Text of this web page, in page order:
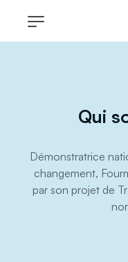
Qui
Démonstratrice
changement,
par son projet de